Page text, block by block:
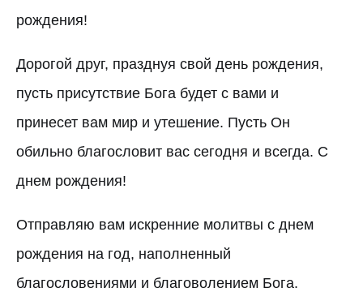
рождения!
Дорогой друг, празднуя свой день рождения,
пусть присутствие Бога будет с вами и
принесет вам мир и утешение. Пусть Он
обильно благословит вас сегодня и всегда. С
днем рождения!
Отправляю вам искренние молитвы с днем
рождения на год, наполненный
благословениями и благоволением Бога.